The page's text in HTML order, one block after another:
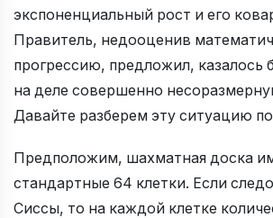
экспоненциальный рост и его
Правитель, недооценив
прогрессию, предложил,
на деле совершенно
Давайте разберем эту ситуацию
Предположим, шахматная доска
стандартные 64 клетки. Если
Сиссы, то на каждой клетке